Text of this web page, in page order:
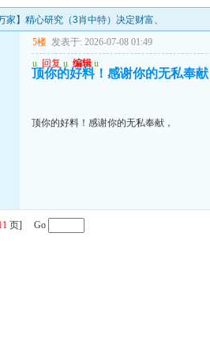
家】精心研究（3肖中特）决定财富、
5楼 发表于: 2026-07-08 01:49
u 回复 u 编辑 u
顶你的好料！感谢你的无私奉
顶你的好料！感谢你的无私奉献，
页] Go